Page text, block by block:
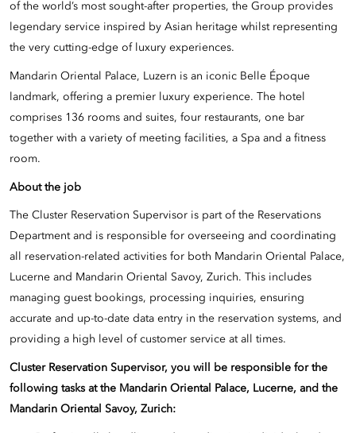
of the world’s most sought-after properties, the Group provides
legendary service inspired by Asian heritage whilst representing
the very cutting-edge of luxury experiences.
Mandarin Oriental Palace, Luzern is an iconic Belle Époque
landmark, offering a premier luxury experience. The hotel
comprises 136 rooms and suites, four restaurants, one bar
together with a variety of meeting facilities, a Spa and a fitness
room.
About the job
The Cluster Reservation Supervisor is part of the Reservations
Department and is responsible for overseeing and coordinating
all reservation-related activities for both Mandarin Oriental Palace,
Lucerne and Mandarin Oriental Savoy, Zurich. This includes
managing guest bookings, processing inquiries, ensuring
accurate and up-to-date data entry in the reservation systems, and
providing a high level of customer service at all times.
Cluster Reservation Supervisor, you will be responsible for the
following tasks at the Mandarin Oriental Palace, Lucerne, and the
Mandarin Oriental Savoy, Zurich: